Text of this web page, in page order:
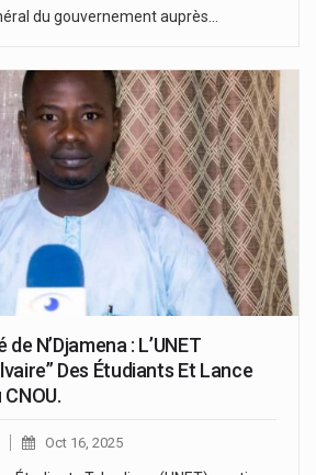
du gouvernement auprès…
N’Djamena : L’UNET
Des Étudiants Et Lance
Oct 16, 2025